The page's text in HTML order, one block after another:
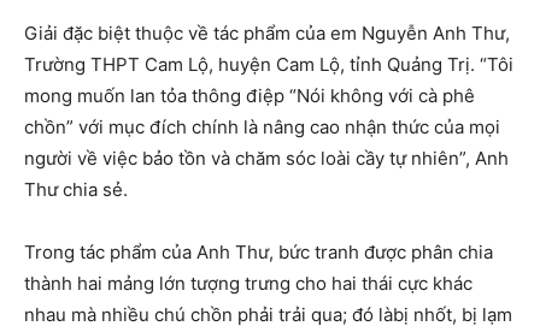
Giải đặc biệt thuộc về tác phẩm của em Nguyễn Anh Thư,
Trường THPT Cam Lộ, huyện Cam Lộ, tỉnh Quảng Trị. “Tôi
mong muốn lan tỏa thông điệp “Nói không với cà phê
chồn” với mục đích chính là nâng cao nhận thức của mọi
người về việc bảo tồn và chăm sóc loài cầy tự nhiên”, Anh
Thư chia sẻ.
Trong tác phẩm của Anh Thư, bức tranh được phân chia
thành hai mảng lớn tượng trưng cho hai thái cực khác
nhau mà nhiều chú chồn phải trải qua; đó làbị nhốt, bị lạm